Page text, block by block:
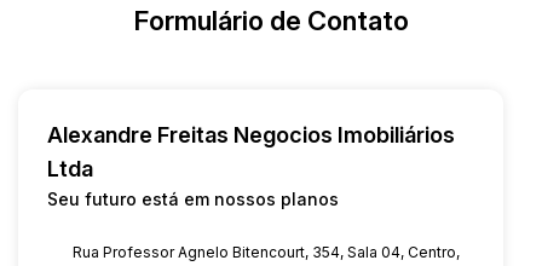
Formulário de Contato
Alexandre Freitas Negocios Imobiliários
Ltda
Seu futuro está em nossos planos
Rua Professor Agnelo Bitencourt, 354, Sala 04, Centro,